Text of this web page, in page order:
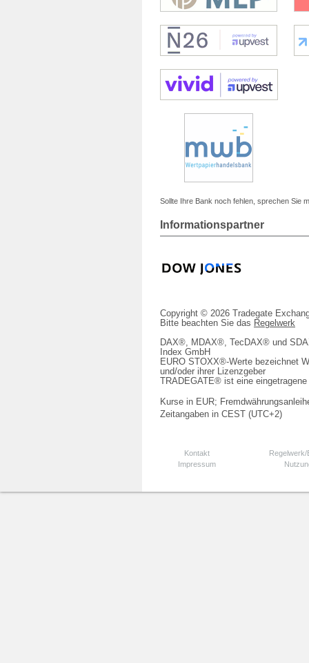
Sollte Ihre Bank noch fehlen, sprechen Sie
Informationspartner
Copyright © 2026 Tradegate
Bitte beachten Sie das Regelwerk
DAX®, MDAX®, TecDAX® und
Index GmbH
EURO STOXX®-Werte bezeichnet
und/oder ihrer Lizenzgeber
TRADEGATE® ist eine
Kurse in EUR;
Zeitangaben in CEST (UTC+2)
Kontakt
Impressum